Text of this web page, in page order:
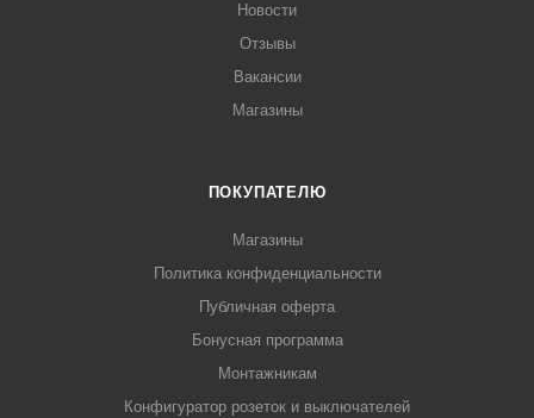
Новости
Отзывы
Вакансии
Магазины
ПОКУПАТЕЛЮ
Магазины
Политика конфиденциальности
Публичная оферта
Бонусная программа
Монтажникам
Конфигуратор розеток и выключателей